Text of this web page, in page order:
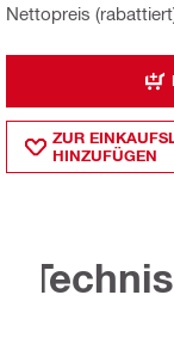
Nettopreis
ZUR
HINZUFÜGEN